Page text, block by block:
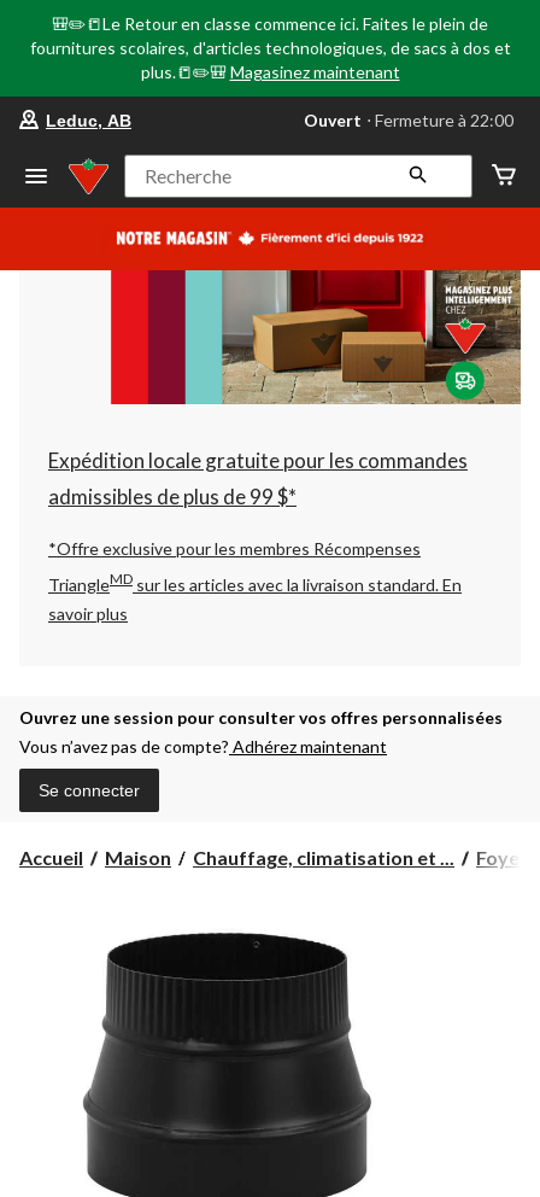
🎒✏️📒Le Retour en classe commence ici. Faites le plein de
fournitures scolaires, d'articles technologiques, de sacs à dos et
plus.📒✏️🎒 Magasinez maintenant
votre
préféré
Leduc,
AB,
courament
Fermeture
à
22:00
cliquer
pour
changer
Leduc, AB Ouvert ⋅ Fermeture à 22:00
Recherche
Expédition locale gratuite pour les commandes
admissibles de plus de 99 $*
*Offre exclusive pour les membres Récompenses
TriangleMD sur les articles avec la livraison standard.En
savoir plus
Ouvrez une session pour consulter vos offres personnalisées
Vous n’avez pas de compte? Adhérez maintenant
Se connecter
Accueil Maison Chauffage, climatisation et ...